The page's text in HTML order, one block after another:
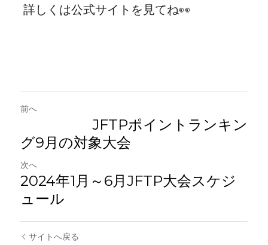
詳しくは公式サイトを見てね👀
前へ
JFTPポイントランキン
グ9月の対象大会
次へ
2024年1月～6月JFTP大会スケジ
ュール
サイトへ戻る